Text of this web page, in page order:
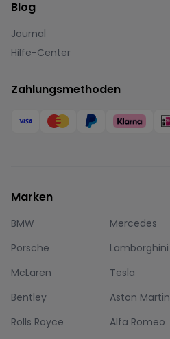
Blog
Journal
Hilfe-Center
Zahlungsmethoden
Marken
BMW Mercedes
Porsche
Lamborghini
McLaren
Tesla
Bentley
Aston Martin
Rolls Royce
Alfa Romeo